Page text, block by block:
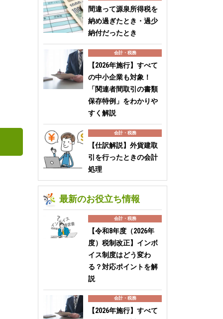
間違って源泉所得税を
納め過ぎたとき・過少
納付だったとき
会計・税務
【2026年施行】すべて
の中小企業も対象！
「関連者間取引の書類
保存特例」をわかりや
すく解説
会計・税務
【仕訳解説】外貨建取
引を行ったときの会計
処理
最新のお役立ち情報
会計・税務
【令和8年度（2026年
度）税制改正】インボ
イス制度はどう変わ
る？対応ポイントを解
説
会計・税務
【2026年施行】すべて